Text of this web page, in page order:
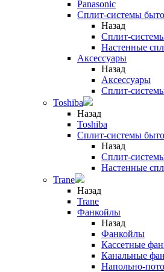
Panasonic
Сплит-системы
Назад
Сплит-
Настенные
Аксессуары
Назад
Аксессуары
Сплит-
Toshiba
Назад
Toshiba
Сплит-системы
Назад
Сплит-
Настенные
Trane
Назад
Trane
Фанкойлы
Назад
Фанкойлы
Кассетные
Канальные
Напольно-